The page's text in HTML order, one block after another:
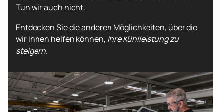
Tun wir auch nicht.
Entdecken Sie die anderen Möglichkeiten, über die
wir Ihnen helfen können, Ihre Kühlleistung zu
steigern.